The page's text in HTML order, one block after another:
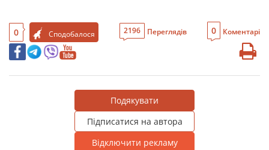
0 Сподобалося 2196 Переглядів 0 Коментарі
Подякувати
Підписатися на автора
Відключити рекламу